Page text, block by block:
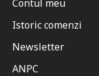
Contul meu
Istoric comenzi
Newsletter
ANPC